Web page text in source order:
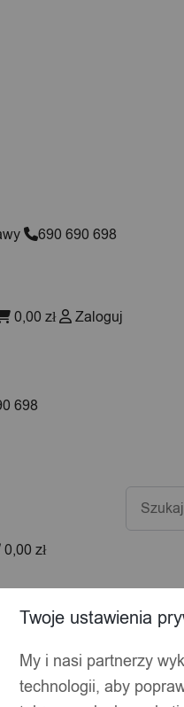
690 690 698
0,00 zł
Zaloguj
698
0,00 zł
Twoje ustawienia
My i nasi partnerzy
technologii, aby